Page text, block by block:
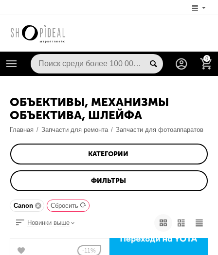
0
ОБЪЕКТИВЫ, МЕХАНИЗМЫ
ОБЪЕКТИВА, ШЛЕЙФА
Главная / Запчасти для ремонта / Запчасти для фотоаппаратов
КАТЕГОРИИ
ФИЛЬТРЫ
Canon Сбросить
Новинки выше
11%